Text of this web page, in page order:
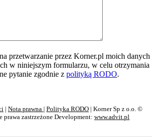
przetwarzanie przez Korner.pl moich danych
w niniejszym formularzu, w celu otrzymania
pytanie zgodnie z polityką RODO.
| Nota prawna | Polityka RODO | Korner Sp z o.o. ©
prawa zastrzeżone Development: www.advit.pl